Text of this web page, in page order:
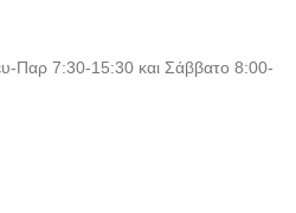
Παρ 7:30-15:30 και Σάββατο 8:00-